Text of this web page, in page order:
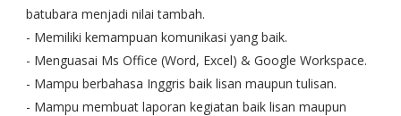
batubara menjadi nilai tambah.
- Memiliki kemampuan komunikasi yang baik.
- Menguasai Ms Office (Word, Excel) & Google Workspace.
- Mampu berbahasa Inggris baik lisan maupun tulisan.
- Mampu membuat laporan kegiatan baik lisan maupun